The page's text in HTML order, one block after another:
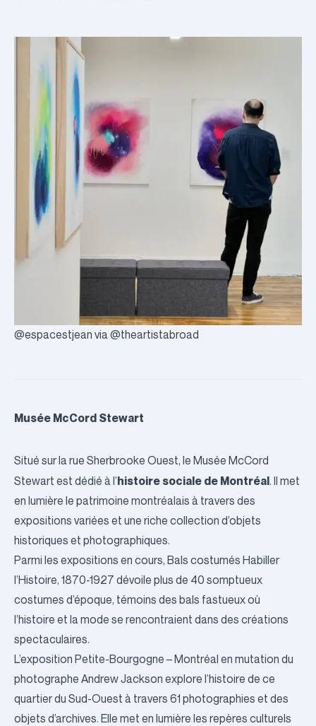
@espacestjean via @theartistabroad
Musée McCord Stewart
Situé sur la rue Sherbrooke Ouest, le Musée McCord
Stewart est dédié à l’histoire sociale de Montréal. Il met
en lumière le patrimoine montréalais à travers des
expositions variées et une riche collection d’objets
historiques et photographiques.
Parmi les expositions en cours, Bals costumés Habiller
l’Histoire, 1870-1927 dévoile plus de 40 somptueux
costumes d’époque, témoins des bals fastueux où
l’histoire et la mode se rencontraient dans des créations
spectaculaires.
L’exposition Petite-Bourgogne – Montréal en mutation du
photographe Andrew Jackson explore l’histoire de ce
quartier du Sud-Ouest à travers 61 photographies et des
objets d’archives. Elle met en lumière les repères culturels